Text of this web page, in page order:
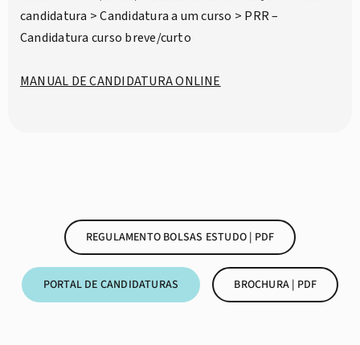
candidatura > Candidatura a um curso > PRR –
Candidatura curso breve/curto
MANUAL DE CANDIDATURA ONLINE
REGULAMENTO BOLSAS ESTUDO | PDF
PORTAL DE CANDIDATURAS BROCHURA | PDF